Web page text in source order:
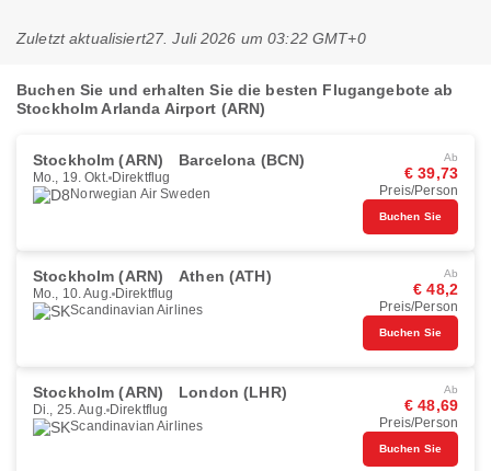
Zuletzt aktualisiert27. Juli 2026 um 03:22 GMT+0
Buchen Sie und erhalten Sie die besten Flugangebote ab
Stockholm Arlanda Airport (ARN)
Stockholm (ARN) Barcelona (BCN)
Mo., 19. Okt. Direktflug
Norwegian Air Sweden
Ab
€ 39,73
Preis/Person
Buchen Sie
Stockholm (ARN) Athen (ATH)
Mo., 10. Aug. Direktflug
Scandinavian Airlines
Ab
€ 48,2
Preis/Person
Buchen Sie
Stockholm (ARN) London (LHR)
Di., 25. Aug. Direktflug
Scandinavian Airlines
Ab
€ 48,69
Preis/Person
Buchen Sie